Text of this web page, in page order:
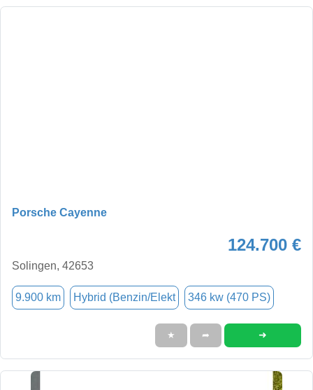
Porsche Cayenne
124.700 €
Solingen, 42653
9.900 km Hybrid (Benzin/Elekt 346 kw (470 PS)
★ ➦ ➜